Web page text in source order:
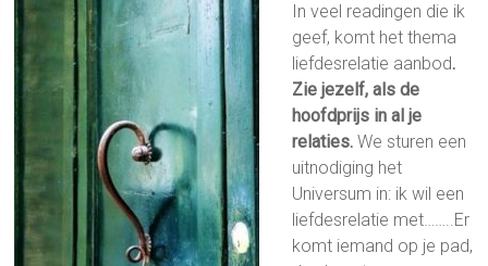
In veel readingen die ik
geef, komt het thema
liefdesrelatie aanbod.
Zie jezelf, als de
hoofdprijs in al je
relaties.We sturen een
uitnodiging het
Universum in: ik wil een
liefdesrelatie met……..Er
komt iemand op je pad,